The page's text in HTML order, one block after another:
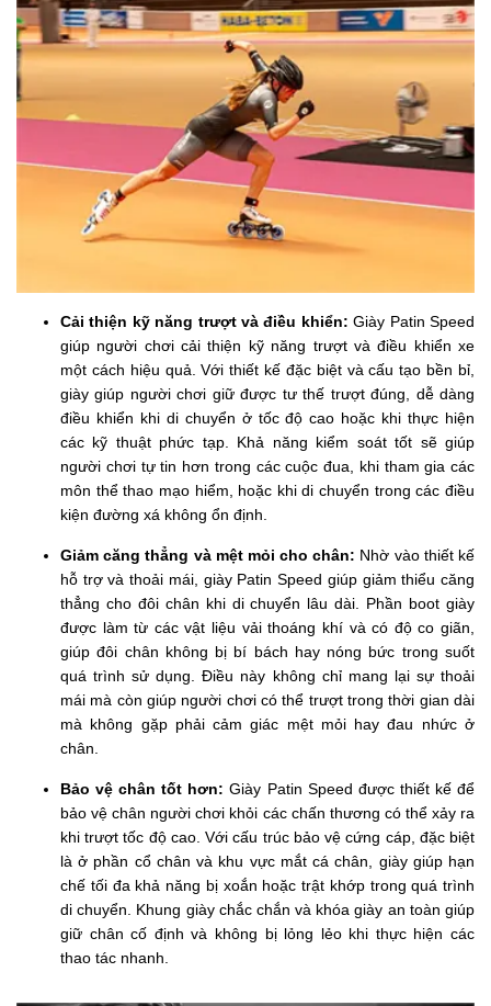
Cải thiện kỹ năng trượt và điều khiển:Giày Patin Speed
giúp người chơi cải thiện kỹ năng trượt và điều khiển xe
một cách hiệu quả. Với thiết kế đặc biệt và cấu tạo bền bỉ,
giày giúp người chơi giữ được tư thế trượt đúng, dễ dàng
điều khiển khi di chuyển ở tốc độ cao hoặc khi thực hiện
các kỹ thuật phức tạp. Khả năng kiểm soát tốt sẽ giúp
người chơi tự tin hơn trong các cuộc đua, khi tham gia các
môn thể thao mạo hiểm, hoặc khi di chuyển trong các điều
kiện đường xá không ổn định.
Giảm căng thẳng và mệt mỏi cho chân: Nhờ vào thiết kế
hỗ trợ và thoải mái, giày Patin Speed giúp giảm thiểu căng
thẳng cho đôi chân khi di chuyển lâu dài. Phần boot giày
được làm từ các vật liệu vải thoáng khí và có độ co giãn,
giúp đôi chân không bị bí bách hay nóng bức trong suốt
quá trình sử dụng. Điều này không chỉ mang lại sự thoải
mái mà còn giúp người chơi có thể trượt trong thời gian dài
mà không gặp phải cảm giác mệt mỏi hay đau nhức ở
chân.
Bảo vệ chân tốt hơn:Giày Patin Speed được thiết kế để
bảo vệ chân người chơi khỏi các chấn thương có thể xảy ra
khi trượt tốc độ cao. Với cấu trúc bảo vệ cứng cáp, đặc biệt
là ở phần cổ chân và khu vực mắt cá chân, giày giúp hạn
chế tối đa khả năng bị xoắn hoặc trật khớp trong quá trình
di chuyển. Khung giày chắc chắn và khóa giày an toàn giúp
giữ chân cố định và không bị lỏng lẻo khi thực hiện các
thao tác nhanh.